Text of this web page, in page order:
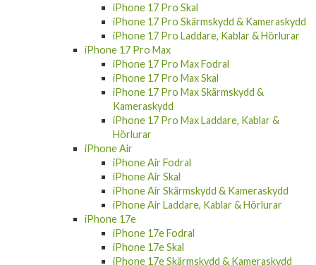
iPhone 17 Pro Skärmskydd & Kameraskydd
iPhone 17 Pro Laddare, Kablar & Hörlurar
iPhone 17 Pro Max
iPhone 17 Pro Max Fodral
iPhone 17 Pro Max Skal
iPhone 17 Pro Max Skärmskydd &
Kameraskydd
iPhone 17 Pro Max Laddare, Kablar &
Hörlurar
iPhone Air
iPhone Air Fodral
iPhone Air Skal
iPhone Air Skärmskydd & Kameraskydd
iPhone Air Laddare, Kablar & Hörlurar
iPhone 17e
iPhone 17e Fodral
iPhone 17e Skal
iPhone 17e Skärmskydd & Kameraskydd
iPhone 17e Laddare, Kablar & Hörlurar